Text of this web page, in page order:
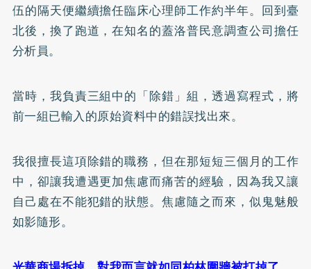
伍的隔天便繼續擔任臨床心理師工作約半年。回到臺
北後，換了跑道，在知名的蓋洛普民意調查公司擔任
分析員。
當時，我負責三組中的「除錯」組，透過寫程式，將
前一組已輸入的原始資料中的錯誤找出來。
我很擅長這項除錯的職務，但在那短短三個月的工作
中，卻讓我遭遇更加焦慮而痛苦的經驗，因為我又讓
自己處在不能犯錯的狀態。焦慮隨之而來，似鬼魅般
如影隨形。